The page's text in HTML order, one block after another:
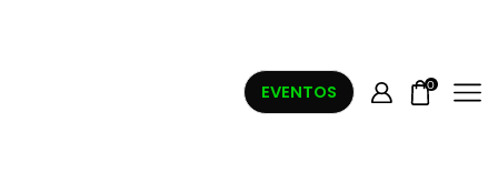
EVENTOS 0